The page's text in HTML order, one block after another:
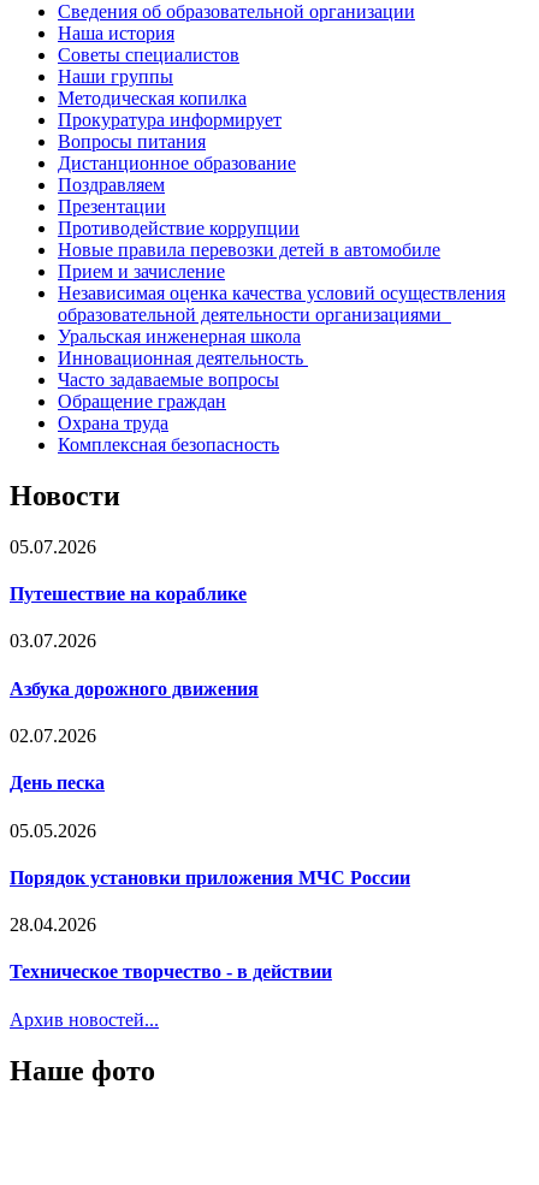
Сведения об образовательной организации
Наша история
Советы специалистов
Наши группы
Методическая копилка
Прокуратура информирует
Вопросы питания
Дистанционное образование
Поздравляем
Презентации
Противодействие коррупции
Новые правила перевозки детей в автомобиле
Прием и зачисление
Независимая оценка качества условий осуществления
образовательной деятельности организациями
Уральская инженерная школа
Инновационная деятельность
Часто задаваемые вопросы
Обращение граждан
Охрана труда
Комплексная безопасность
Новости
05.07.2026
Путешествие на кораблике
03.07.2026
Азбука дорожного движения
02.07.2026
День песка
05.05.2026
Порядок установки приложения МЧС России
28.04.2026
Техническое творчество - в действии
Архив новостей...
Наше фото